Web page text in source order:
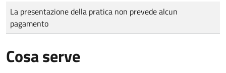
Tipo di pagamento
Importo
La presentazione della pratica non prevede alcun
pagamento
Cosa serve